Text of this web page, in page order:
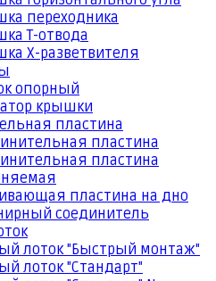
переходника
Т-отвода
Х-разветвителя
опорный
крышки
пластина
пластина
пластина
пластина на дно
соединитель
лоток "Быстрый монтаж"
лоток "Стандарт"